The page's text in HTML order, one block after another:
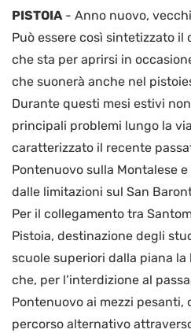
PISTOIA- Anno nuovo,
Può essere così sintetizzato
che sta per aprirsi in
che suonerà anche nel
Durante questi mesi estivi
principali problemi lungo la
caratterizzato il recente
Pontenuovo sulla Montalese
dalle limitazioni sul San
Per il collegamento tra
Pistoia, destinazione degli
scuole superiori dalla piana
che, per l’interdizione al
Pontenuovo ai mezzi pesanti,
percorso alternativo